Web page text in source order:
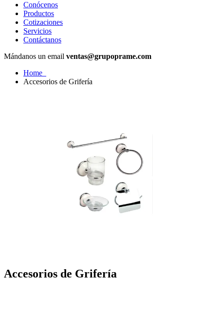
Conócenos
Productos
Cotizaciones
Servicios
Contáctanos
Mándanos un email ventas@grupoprame.com
Home
Accesorios de Grifería
Accesorios de Grifería